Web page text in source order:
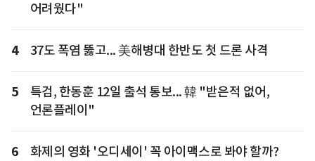
어려웠다"
4 37도 폭염 뚫고... 美해병대 한반도 첫 드론 사격
5
특검, 한동훈 12일 출석 통보... 韓 "받은적 없어,
언론플레이"
6 화제의 영화 '오디세이' 꼭 아이맥스로 봐야 할까?